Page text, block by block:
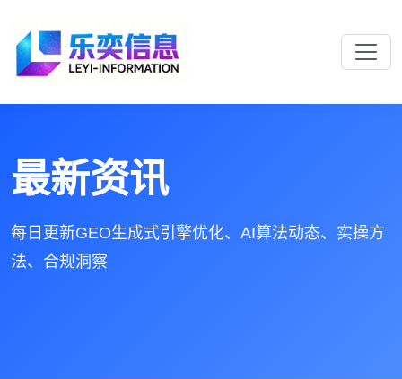
最新资讯
每日更新GEO生成式引擎优化、AI算法动态、实操方
法、合规洞察